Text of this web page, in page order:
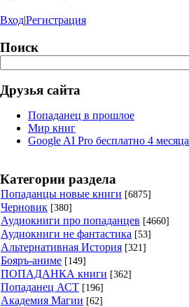
Вход|Регистрация
Поиск
Друзья сайта
Попаданец в прошлое
Мир книг
Google AI Pro бесплатно 4 месяца
Категории раздела
Попаданцы новые книги [6875]
Черновик [380]
Аудиокниги про попаданцев [4660]
Аудиокниги не фантастика [53]
Альтернативная История [321]
Бояръ-аниме [149]
ПОПАДАНКА книги [362]
Попаданец АСТ [196]
Академия Магии [62]